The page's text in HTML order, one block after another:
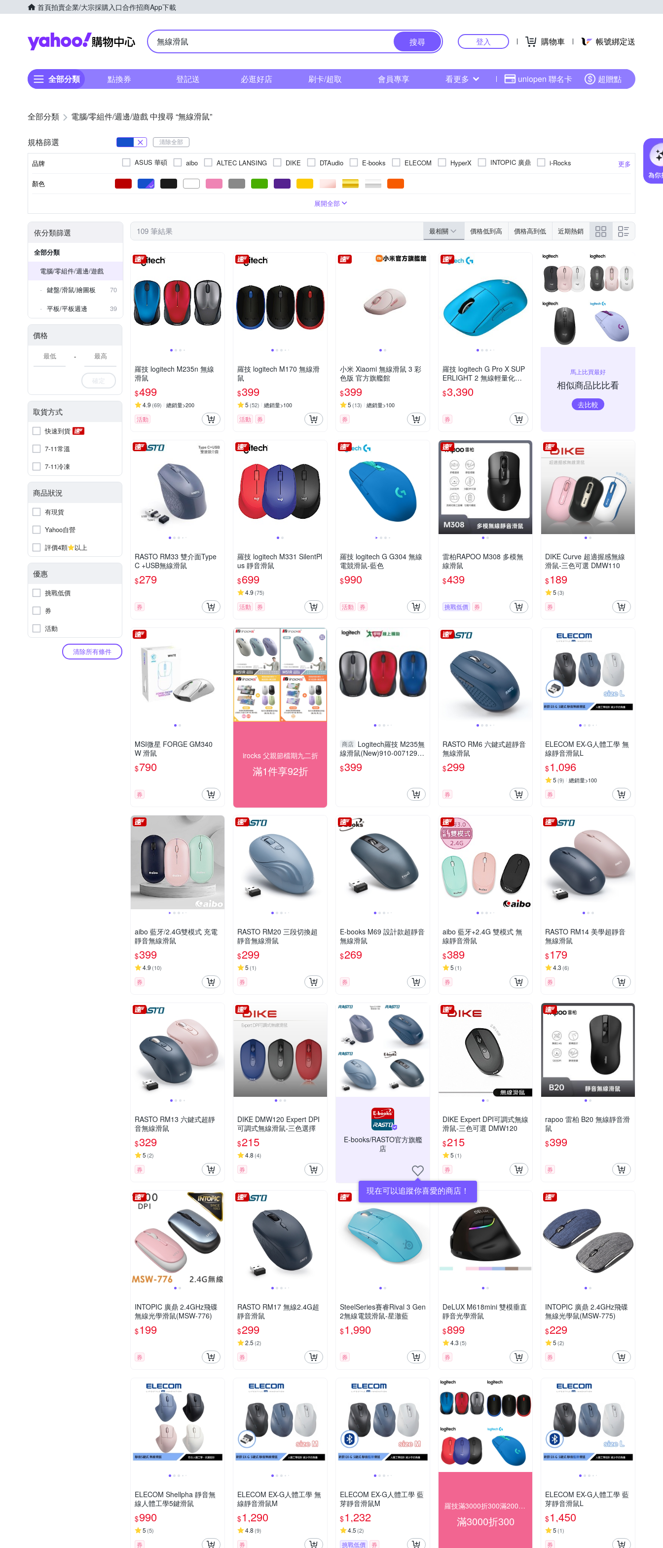
首頁拍賣企業/大宗採購入口合作招商App下載
Yahoo購物中心
搜尋 登入 購物車 帳號綁定送
全部分類 點換券 登記送 必逛好店 刷卡/超取 會員專享 看更多 uniopen 聯名卡 超贈點
全部分類 電腦/零組件/週邊/遊戲 中搜尋 “無線滑鼠”
規格篩選 清除全部
品牌 更多
ASUS 華碩 aibo ALTEC LANSING DIKE DTAudio E-books ELECOM HyperX INTOPIC 廣鼎
i-Rocks
InfoThink
IS 愛思 KINYO Logitech 羅技 LEXMA Microsoft 微軟
顏色
2000~2499dpi
2500~2999dpi
展開全部
依分類篩選
全部分類
電腦/零組件/週邊/遊戲
鍵盤/滑鼠/繪圖板
70
平板/平板週邊
39
價格
-
確定
取貨方式
快速到貨
7-11常溫
7-11冷凍
商品狀況
有現貨
Yahoo自營
評價4顆
以上
優惠
挑戰低價
券
活動
清除所有條件
109 筆結果 最相關 價格低到高 價格高到低 近期熱銷
羅技 logitech M235n 無線
滑鼠
$499
4.9 (69) 總銷量>200
活動
羅技 logitech M170 無線滑
鼠
$399
5 (52) 總銷量>100
活動 券
小米 Xiaomi 無線滑鼠 3 彩
色版 官方旗艦館
$399
5 (13) 總銷量>100
券
羅技 logitech G Pro X SUP
ERLIGHT 2 無線輕量化電
競滑鼠(SPL2)-電光藍
$3,390
券
馬上比買最好
相似商品比比看
去比較
RASTO RM33 雙介面Type
C +USB無線滑鼠
$279
券
羅技 logitech M331 SilentPl
us 靜音滑鼠
$699
4.9 (75)
活動 券
羅技 logitech G G304 無線
電競滑鼠-藍色
$990
活動 券
雷柏RAPOO M308 多模無
線滑鼠
$439
挑戰低價 券
DIKE Curve 超適握感無線
滑鼠-三色可選 DMW110
$189
5 (3)
券
MSI微星 FORGE GM340
W 滑鼠
$790
券
irocks 父親節檔期九二折
滿1件享92折
商店 Logitech羅技 M235無
線滑鼠(New)910-007129
【台灣公司貨】【愛買】
$399
RASTO RM6 六鍵式超靜音
無線滑鼠
$299
券
ELECOM EX-G人體工學 無
線靜音滑鼠L
$1,096
5 (9) 總銷量>100
券
aibo 藍牙/2.4G雙模式 充電
靜音無線滑鼠
$399
4.9 (10)
券
RASTO RM20 三段切換超
靜音無線滑鼠
$299
5 (1)
券
E-books M69 設計款超靜音
無線滑鼠
$269
券
aibo 藍牙+2.4G 雙模式 無
線靜音滑鼠
$389
5 (1)
券
RASTO RM14 美學超靜音
無線滑鼠
$179
4.3 (6)
券
RASTO RM13 六鍵式超靜
音無線滑鼠
$329
5 (2)
券
DIKE DMW120 Expert DPI
可調式無線滑鼠-三色選擇
$215
4.8 (4)
券
E-books/RASTO官方旗艦
店
現在可以追蹤你喜愛的商店！
DIKE Expert DPI可調式無線
滑鼠-三色可選 DMW120
$215
5 (1)
券
rapoo 雷柏 B20 無線靜音滑
鼠
$399
券
INTOPIC 廣鼎 2.4GHz飛碟
無線光學滑鼠(MSW-776)
$199
券
RASTO RM17 無線2.4G超
靜音滑鼠
$299
2.5 (2)
券
SteelSeries賽睿Rival 3 Gen
2無線電競滑鼠-星澈藍
$1,990
券
DeLUX M618mini 雙模垂直
靜音光學滑鼠
$899
4.3 (5)
券
INTOPIC 廣鼎 2.4GHz飛碟
無線光學鼠(MSW-775)
$229
5 (2)
券
ELECOM Shellpha 靜音無
線人體工學5鍵滑鼠
$990
5 (5)
券
ELECOM EX-G人體工學 無
線靜音滑鼠M
$1,290
4.8 (9)
券
ELECOM EX-G人體工學 藍
芽靜音滑鼠M
$1,232
4.5 (2)
挑戰低價 券
羅技滿3000折300滿2000折200
滿3000折300
ELECOM EX-G人體工學 藍
芽靜音滑鼠L
$1,450
5 (1)
券